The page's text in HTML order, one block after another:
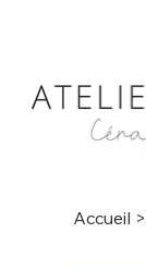
Accueil >